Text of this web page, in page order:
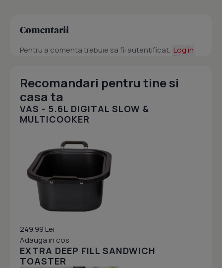
Comentarii
Pentru a comenta trebuie sa fii autentificat. Log in
Recomandari pentru tine si
casa ta
VAS - 5.6L DIGITAL SLOW &
MULTICOOKER
249.99 Lei
Adauga in cos
EXTRA DEEP FILL SANDWICH
TOASTER